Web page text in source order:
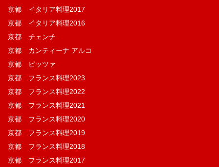
京都 イタリア料理2017
京都 イタリア料理2016
京都 チェンチ
京都 カンティーナ アルコ
京都 ピッツァ
京都 フランス料理2023
京都 フランス料理2022
京都 フランス料理2021
京都 フランス料理2020
京都 フランス料理2019
京都 フランス料理2018
京都 フランス料理2017